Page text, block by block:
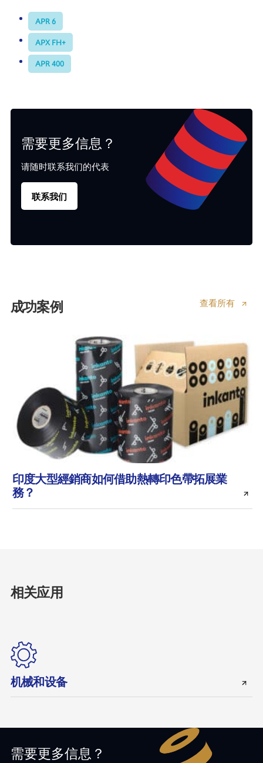
APR 6
APX FH+
APR 400
需要更多信息？
请随时联系我们的代表
联系我们
成功案例 查看所有
印度大型經銷商如何借助熱轉印色帶拓展業
務？
相关应用
机械和设备
需要更多信息？